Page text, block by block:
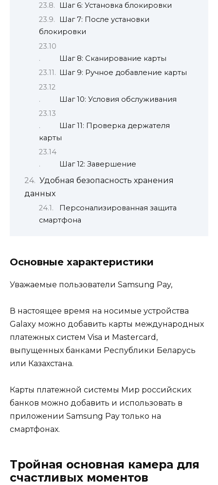
Шаг 6: Установка блокировки
Шаг 7: После установки
блокировки
Шаг 8: Сканирование карты
Шаг 9: Ручное добавление карты
Шаг 10: Условия обслуживания
Шаг 11: Проверка держателя
карты
Шаг 12: Завершение
Удобная безопасность хранения
данных
Персонализированная защита
смартфона
Основные характеристики
Уважаемые пользователи Samsung Pay,
В настоящее время на носимые устройства
Galaxy можно добавить карты международных
платежных систем Visa и Mastercard,
выпущенных банками Республики Беларусь
или Казахстана.
Карты платежной системы Мир российских
банков можно добавить и использовать в
приложении Samsung Pay только на
смартфонах.
Тройная основная камера для
счастливых моментов